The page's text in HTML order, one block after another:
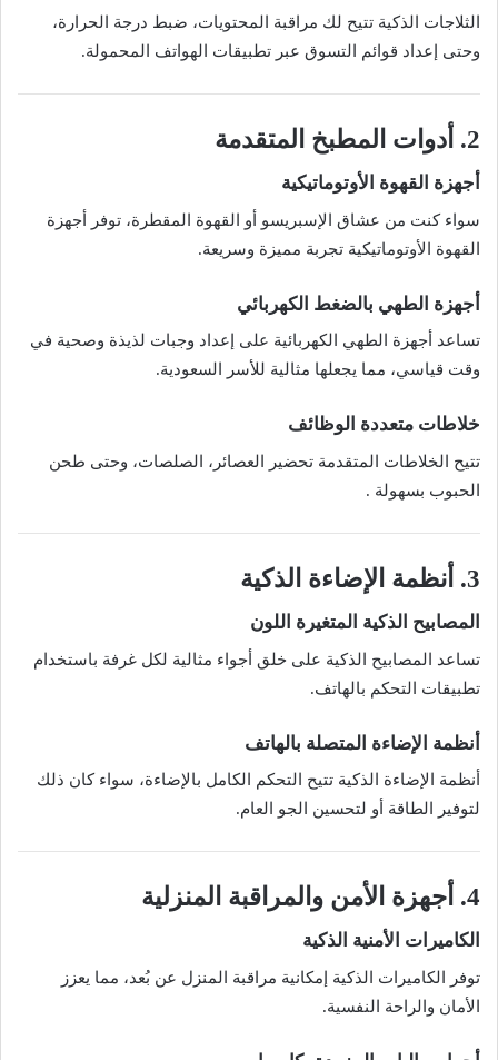
الثلاجات الذكية تتيح لك مراقبة المحتويات، ضبط درجة الحرارة،
وحتى إعداد قوائم التسوق عبر تطبيقات الهواتف المحمولة.
2. أدوات المطبخ المتقدمة
أجهزة القهوة الأوتوماتيكية
سواء كنت من عشاق الإسبريسو أو القهوة المقطرة، توفر أجهزة
القهوة الأوتوماتيكية تجربة مميزة وسريعة.
أجهزة الطهي بالضغط الكهربائي
تساعد أجهزة الطهي الكهربائية على إعداد وجبات لذيذة وصحية في
وقت قياسي، مما يجعلها مثالية للأسر السعودية.
خلاطات متعددة الوظائف
تتيح الخلاطات المتقدمة تحضير العصائر، الصلصات، وحتى طحن
الحبوب بسهولة .
3. أنظمة الإضاءة الذكية
المصابيح الذكية المتغيرة اللون
تساعد المصابيح الذكية على خلق أجواء مثالية لكل غرفة باستخدام
تطبيقات التحكم بالهاتف.
أنظمة الإضاءة المتصلة بالهاتف
أنظمة الإضاءة الذكية تتيح التحكم الكامل بالإضاءة، سواء كان ذلك
لتوفير الطاقة أو لتحسين الجو العام.
4. أجهزة الأمن والمراقبة المنزلية
الكاميرات الأمنية الذكية
توفر الكاميرات الذكية إمكانية مراقبة المنزل عن بُعد، مما يعزز
الأمان والراحة النفسية.